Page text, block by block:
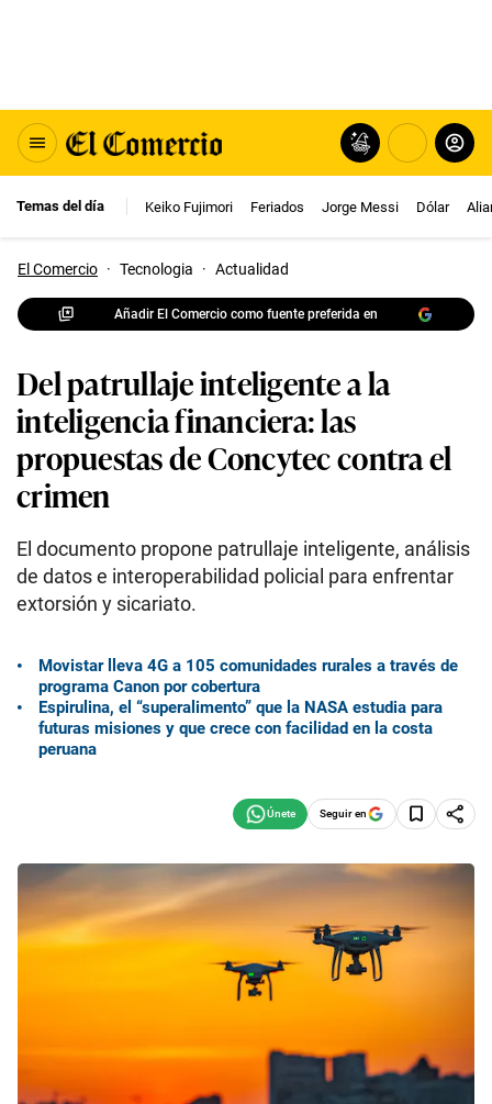
Temas del día Keiko Fujimori Feriados Jorge Messi Dólar
El Comercio · Tecnologia · Actualidad
Añadir El Comercio como fuente preferida en
Del patrullaje inteligente a la
inteligencia financiera: las
propuestas de Concytec contra el
crimen
El documento propone patrullaje inteligente, análisis
de datos e interoperabilidad policial para enfrentar
extorsión y sicariato.
Movistar lleva 4G a 105 comunidades rurales a través de
programa Canon por cobertura
Espirulina, el “superalimento” que la NASA estudia para
futuras misiones y que crece con facilidad en la costa
peruana
Seguir en